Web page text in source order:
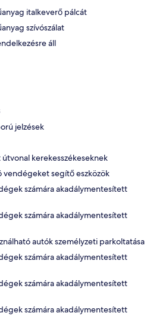
italkeverő pálcát
szívószálat
áll
jelzések
kerekesszékeseknek
vendégeket segítő eszközök
számára akadálymentesített
számára akadálymentesített
autók személyzeti parkoltatása
számára akadálymentesített
számára akadálymentesített
számára akadálymentesített